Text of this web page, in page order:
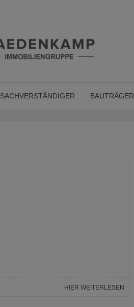
SACHVERSTÄNDIGER BAUTRÄGER
HIER WEITERLESEN